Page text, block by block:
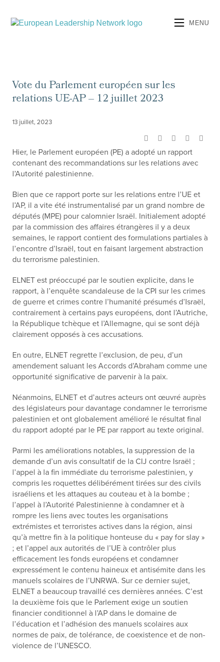
MENU
Vote du Parlement européen sur les
relations UE-AP – 12 juillet 2023
13 juillet, 2023
Hier, le Parlement européen (PE) a adopté un rapport
contenant des recommandations sur les relations avec
l’Autorité palestinienne.
Bien que ce rapport porte sur les relations entre l’UE et
l’AP, il a vite été instrumentalisé par un grand nombre de
députés (MPE) pour calomnier Israël. Initialement adopté
par la commission des affaires étrangères il y a deux
semaines, le rapport contient des formulations partiales à
l’encontre d’Israël, tout en faisant largement abstraction
du terrorisme palestinien.
ELNET est préoccupé par le soutien explicite, dans le
rapport, à l’enquête scandaleuse de la CPI sur les crimes
de guerre et crimes contre l’humanité présumés d’Israël,
contrairement à certains pays européens, dont l’Autriche,
la République tchèque et l’Allemagne, qui se sont déjà
clairement opposés à ces accusations.
En outre, ELNET regrette l’exclusion, de peu, d’un
amendement saluant les Accords d’Abraham comme une
opportunité significative de parvenir à la paix.
Néanmoins, ELNET et d’autres acteurs ont œuvré auprès
des législateurs pour davantage condamner le terrorisme
palestinien et ont globalement amélioré le résultat final
du rapport adopté par le PE par rapport au texte original.
Parmi les améliorations notables, la suppression de la
demande d’un avis consultatif de la CIJ contre Israël ;
l’appel à la fin immédiate du terrorisme palestinien, y
compris les roquettes délibérément tirées sur des civils
israéliens et les attaques au couteau et à la bombe ;
l’appel à l’Autorité Palestinienne à condamner et à
rompre les liens avec toutes les organisations
extrémistes et terroristes actives dans la région, ainsi
qu’à mettre fin à la politique honteuse du « pay for slay »
; et l’appel aux autorités de l’UE à contrôler plus
efficacement les fonds européens et condamner
expressément le contenu haineux et antisémite dans les
manuels scolaires de l’UNRWA. Sur ce dernier sujet,
ELNET a beaucoup travaillé ces dernières années. C’est
la deuxième fois que le Parlement exige un soutien
financier conditionnel à l’AP dans le domaine de
l’éducation et l’adhésion des manuels scolaires aux
normes de paix, de tolérance, de coexistence et de non-
violence de l’UNESCO.